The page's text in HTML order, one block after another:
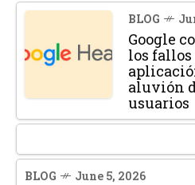
BLOG
Google
los fallos
aluvión
usuarios
BLOG June 5, 2026